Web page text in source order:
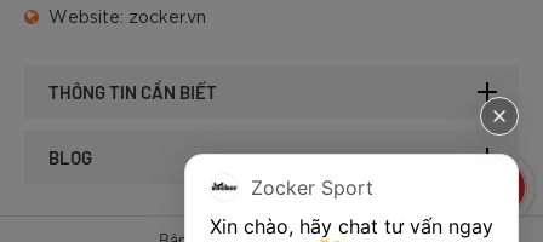
Website: zocker.vn
THÔNG TIN CẦN BIẾT
BLOG
Zocker Sport
Xin chào, hãy chat tư vấn ngay